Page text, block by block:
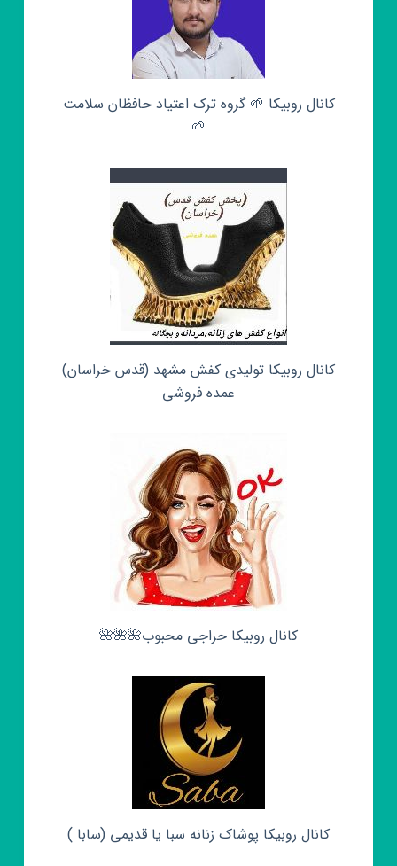
کانال روبیکا 🌱 گروه ترک اعتیاد حافظان سلامت
🌱
کانال روبیکا تولیدی کفش مشهد (قدس خراسان)
عمده فروشی
کانال روبیکا حراجی محبوب🌺🌺🌺
کانال روبیکا پوشاک زنانه سبا یا قدیمی (سابا )